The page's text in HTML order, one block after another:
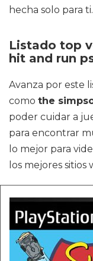
hecha solo para
Listado top
hit and run
Avanza por este
como the
poder cuidar a
para encontrar
lo mejor para
los mejores sitios